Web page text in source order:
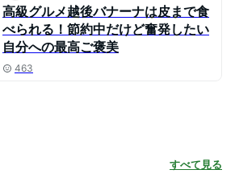
高級グルメ越後バナーナは皮まで食
べられる！節約中だけど奮発したい
自分への最高ご褒美
463
すべて見る